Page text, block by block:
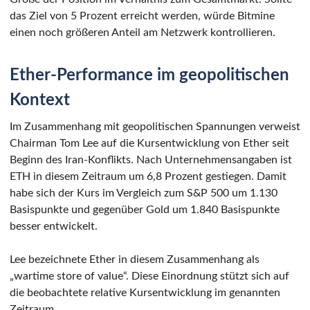
das Ziel von 5 Prozent erreicht werden, würde Bitmine
einen noch größeren Anteil am Netzwerk kontrollieren.
Ether-Performance im geopolitischen
Kontext
Im Zusammenhang mit geopolitischen Spannungen verweist
Chairman Tom Lee auf die Kursentwicklung von Ether seit
Beginn des Iran-Konflikts. Nach Unternehmensangaben ist
ETH in diesem Zeitraum um 6,8 Prozent gestiegen. Damit
habe sich der Kurs im Vergleich zum S&P 500 um 1.130
Basispunkte und gegenüber Gold um 1.840 Basispunkte
besser entwickelt.
Lee bezeichnete Ether in diesem Zusammenhang als
„wartime store of value“. Diese Einordnung stützt sich auf
die beobachtete relative Kursentwicklung im genannten